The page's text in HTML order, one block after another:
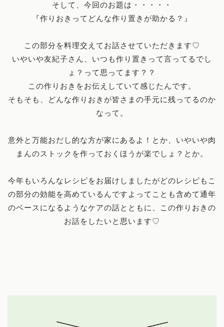
そして、今回のお題は・・・・・
『作りおきってどんな作り置きが助かる？』
この部分を料理交えてお話させていただきます♡
いやいや友紀子さん、いつも作り置きって言ってるでし
ょ？って思ってます？？
この作りおきをお伝えしていて感じたんです。
そもそも、どんな作りおきが皆さまの手元に残ってるのか
なって。
意外と万能おだし的な方が家にあるよ！とか、いやいや肉
まんのストックを作っておくほうが楽でしょ？とか。
今年もいろんなレシピをお届けしましたがどのレシピもこ
の部分の効能を高めているんですよってことも含めて通年
のベースになるようなケアの話とともに、この作りおきの
お話をしたいと思います♡